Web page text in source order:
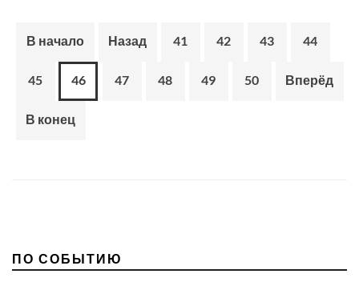
В начало Назад 41 42 43 44
45 46 47 48 49 50 Вперёд
В конец
ПО СОБЫТИЮ